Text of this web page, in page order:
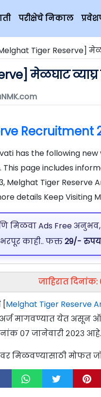
परीक्षेचे निकाल
Tiger Reserve]
मेळघाट
Recruitment
has the following
. This page includes
Melghat Tiger Reserve
details Keep Visiting
मिळवा Ads Free अनुभव,
काही.. फक्त29/-
जाहिरात
[Melghat Tiger Reserve
अर्ज मागवण्यात येत असून
०७ जानेवारी २०२३
वर मिळवण्यासाठी मोफत